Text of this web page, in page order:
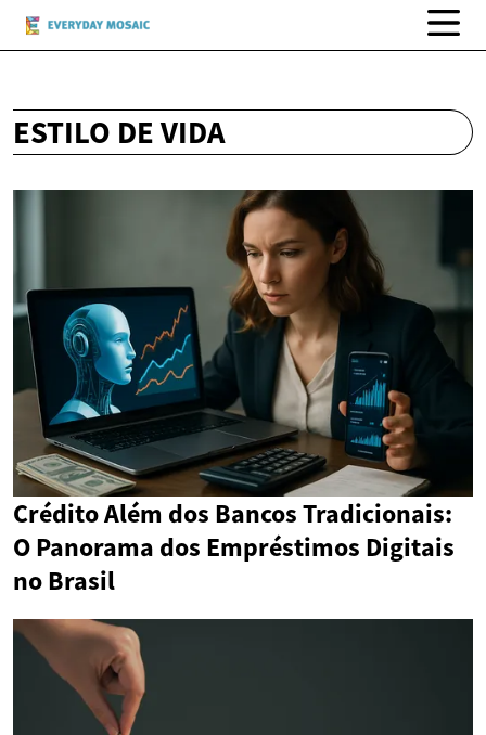
ESTILO DE VIDA
Crédito Além dos Bancos Tradicionais:
O Panorama dos Empréstimos Digitais
no Brasil